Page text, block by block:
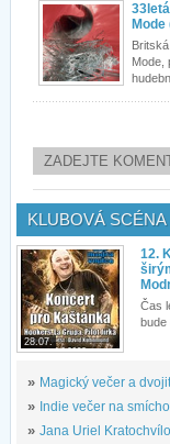
Mode
Mode,
ZADEJTE
KLUBOVÁ SCÉNA
28.07.
12.
Čas
bude
» Magický večer a
» Indie večer na
» Jana Uriel